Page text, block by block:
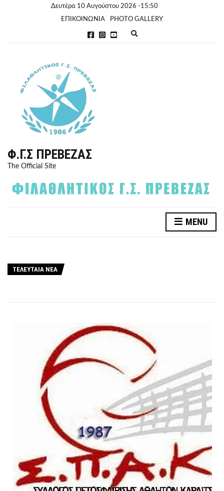
Δευτέρα 10 Αυγούστου 2026 -15:50
ΕΠΙΚΟΙΝΩΝΙΑ
PHOTO GALLERY
Φ.Γ.Σ ΠΡΈΒΕΖΑΣ
The Official Site
MENU
ΤΕΛΕΥΤΑΙΑ ΝΕΑ